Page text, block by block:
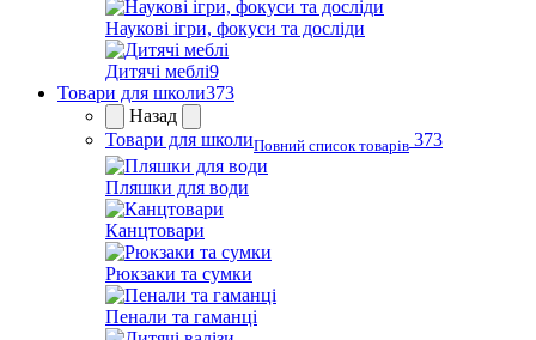
Наукові ігри, фокуси та досліди
Дитячі меблі9
Товари для школи373
Назад
Товари для школиПовний список товарів 373
Пляшки для води
Канцтовари
Рюкзаки та сумки
Пенали та гаманці